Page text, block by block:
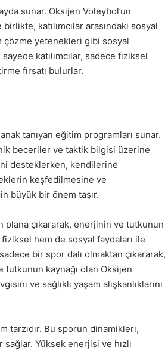
sunar. Oksijen Voleybol’un
katılımcılar arasındaki sosyal
çözme yetenekleri gibi sosyal
katılımcılar, sadece fiziksel
fırsatı bulurlar.
tanıyan eğitim programları sunar.
beceriler ve taktik bilgisi üzerine
desteklerken, kendilerine
keşfedilmesine ve
büyük bir önem taşır.
çıkararak, enerjinin ve tutkunun
hem de sosyal faydaları ile
bir spor dalı olmaktan çıkararak,
tutkunun kaynağı olan Oksijen
ve sağlıklı yaşam alışkanlıklarını
tarzıdır. Bu sporun dinamikleri,
Yüksek enerjisi ve hızlı